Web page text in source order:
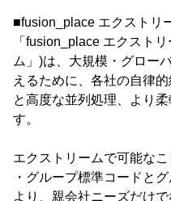
■fusion_place エクストリ
「fusion_place エクスト
ム」)は、大規模・グロー
えるために、各社の自律
と高度な並列処理、より
す。
エクストリームで可能なこ
・グループ標準コードと
より、親会社ニーズだけ